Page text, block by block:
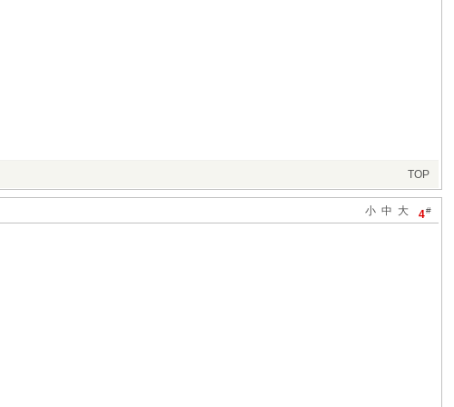
TOP
4#
大
中
小